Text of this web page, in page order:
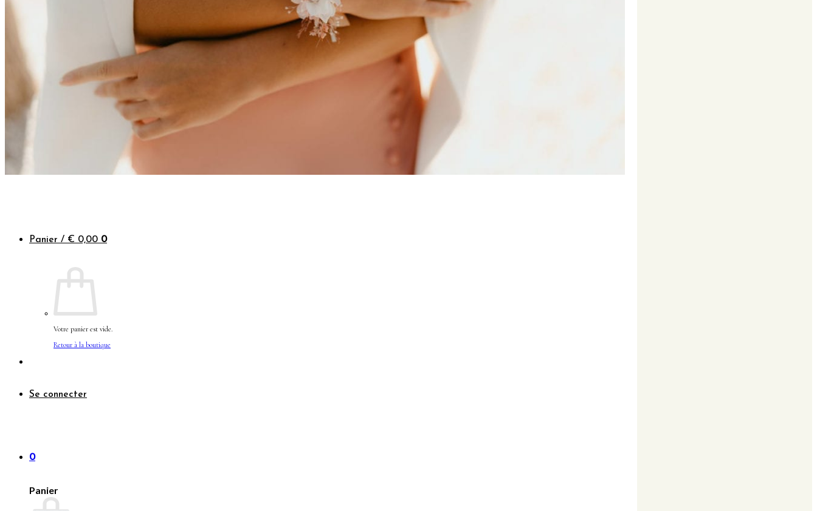
La créatrice
Avis Clients
Contactez-nous
Les fleurs séchées françaises
Qu’est-ce que la fleur stabilisée ?
Quand commander son accessoire ?
Comment conserver son accessoire ?
Panier / € 0,00 0
Votre panier est vide.
Retour à la boutique
Se connecter
0
Panier